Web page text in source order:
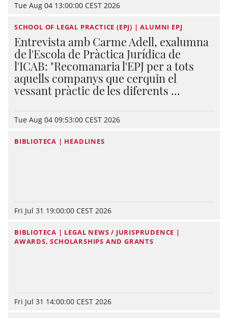
Tue Aug 04 13:00:00 CEST 2026
SCHOOL OF LEGAL PRACTICE (EPJ) | ALUMNI EPJ
Entrevista amb Carme Adell, exalumna
de l'Escola de Pràctica Jurídica de
l'ICAB: "Recomanaria l'EPJ per a tots
aquells companys que cerquin el
vessant pràctic de les diferents ...
Tue Aug 04 09:53:00 CEST 2026
BIBLIOTECA | HEADLINES
Fri Jul 31 19:00:00 CEST 2026
BIBLIOTECA | LEGAL NEWS / JURISPRUDENCE |
AWARDS, SCHOLARSHIPS AND GRANTS
Fri Jul 31 14:00:00 CEST 2026